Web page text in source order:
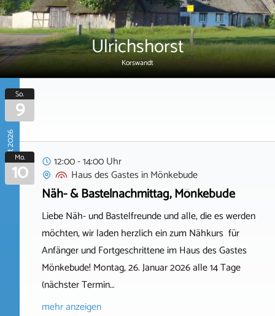
Ulrichshorst
Korswandt
August 2026
So.
9
Mo.
10
12:00 - 14:00 Uhr
Haus des Gastes inMönkebude
Näh- & Bastelnachmittag, Mönkebude
Liebe Näh- und Bastelfreunde und alle, die es werden
möchten, wir laden herzlich ein zum Nähkurs für
Anfänger und Fortgeschrittene im Haus des Gastes
Mönkebude! Montag, 26. Januar 2026 alle 14 Tage
(nächster Termin…
mehr anzeigen